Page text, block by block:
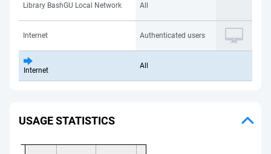
Library BashGU Local Network All
Internet Authenticated users
Internet
All
USAGE STATISTICS